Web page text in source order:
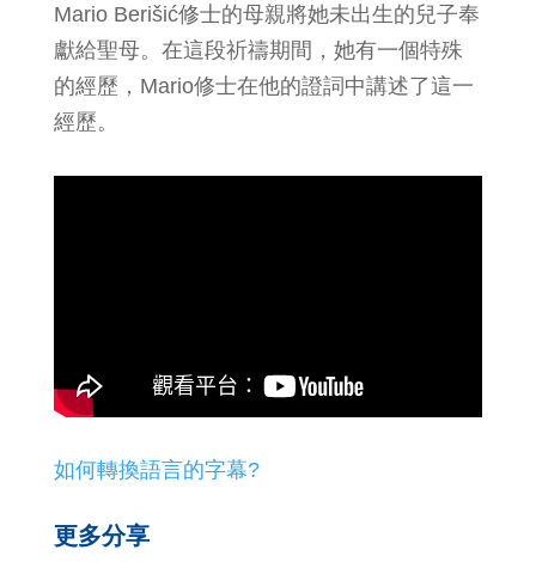
Mario Berišić修士的母親將她未出生的兒子奉
獻給聖母。在這段祈禱期間，她有一個特殊
的經歷，Mario修士在他的證詞中講述了這一
經歷。
如何轉換語言的字幕?
更多分享